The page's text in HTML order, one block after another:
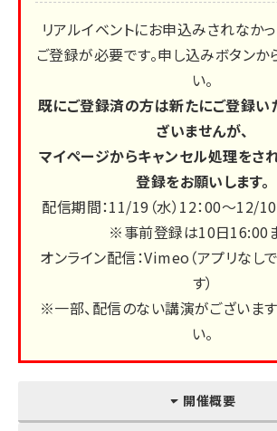
リアルイベントにお申込みされなか
ご登録が必要です。申し込みボタン
い。
既にご登録済の方は新たにご登録い
ざいませんが、
マイページからキャンセル処理をさ
登録をお願いします。
配信期間：11/19（水）12：00～12/10
※事前登録は10日16:00
オンライン配信：Vimeo（アプリなし
す）
※一部、配信のない講演がございます
い。
開催概要